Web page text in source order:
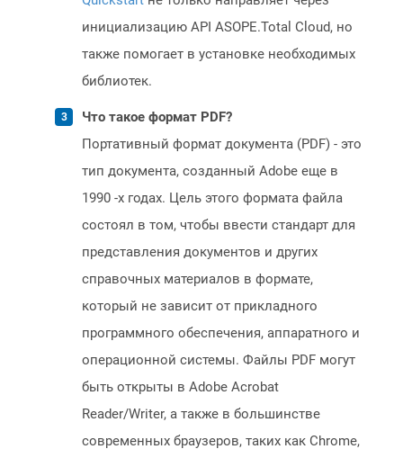
инициализацию API ASOPE.Total Cloud, но
также помогает в установке необходимых
библиотек.
Что такое формат PDF?
Портативный формат документа (PDF) - это
тип документа, созданный Adobe еще в
1990 -х годах. Цель этого формата файла
состоял в том, чтобы ввести стандарт для
представления документов и других
справочных материалов в формате,
который не зависит от прикладного
программного обеспечения, аппаратного и
операционной системы. Файлы PDF могут
быть открыты в Adobe Acrobat
Reader/Writer, а также в большинстве
современных браузеров, таких как Chrome,